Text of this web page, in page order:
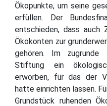
Ökopunkte, um seine
erfüllen. Der
entschieden, dass auch
Ökokonten zur
gehören. Im
Stiftung ein
erworben, für das der
hatte einrichten lassen.
Grundstück ruhenden